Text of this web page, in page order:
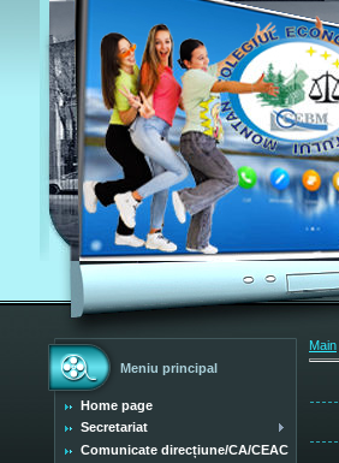
Meniu principal
Home page
Secretariat
Comunicate direcțiune/CA/CEAC
Main